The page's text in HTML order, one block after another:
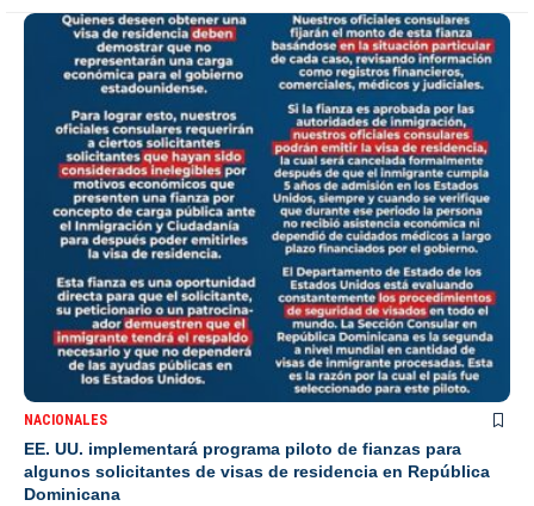
NACIONALES
EE. UU. implementará programa piloto de fianzas para
algunos solicitantes de visas de residencia en República
Dominicana